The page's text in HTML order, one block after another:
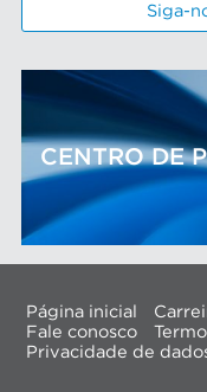
Siga-
CENTRO DE
Página inicial
Fale conosco
Privacidade de